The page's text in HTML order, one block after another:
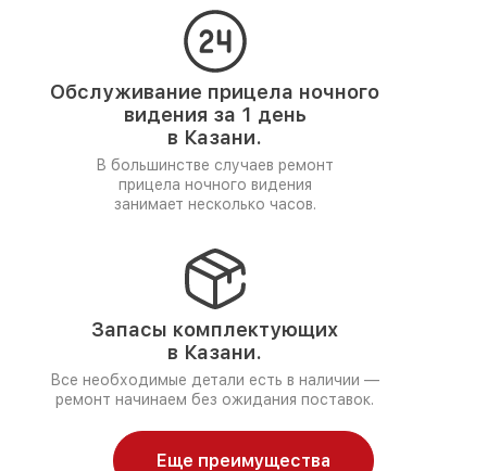
Обслуживание прицела ночного
видения за 1 день
в Казани.
В большинстве случаев ремонт
прицела ночного видения
занимает несколько часов.
Запасы комплектующих
в Казани.
Все необходимые детали есть в наличии —
ремонт начинаем без ожидания поставок.
Еще преимущества